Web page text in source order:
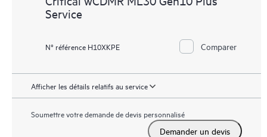
Service
N° référence H10XKPE Comparer
Afficher les détails relatifs au service
Soumettre votre demande de devis personnalisé
Demander un devis